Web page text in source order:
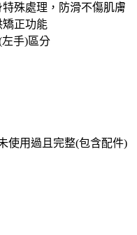
殊處理，防滑不傷肌膚
正功能
手)區分
使用過且完整(包含配件)